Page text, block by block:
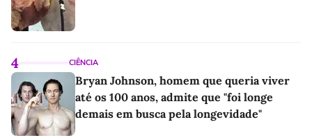
4 CIÊNCIA
Bryan Johnson, homem que queria viver
até os 100 anos, admite que "foi longe
demais em busca pela longevidade"